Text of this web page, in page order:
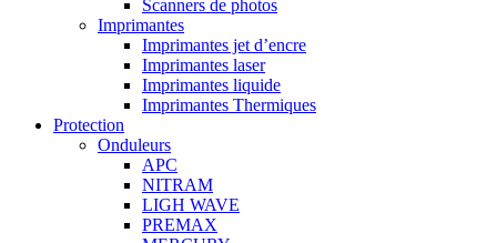
Scanners de photos
Imprimantes
Imprimantes jet d’encre
Imprimantes laser
Imprimantes liquide
Imprimantes Thermiques
Protection
Onduleurs
APC
NITRAM
LIGH WAVE
PREMAX